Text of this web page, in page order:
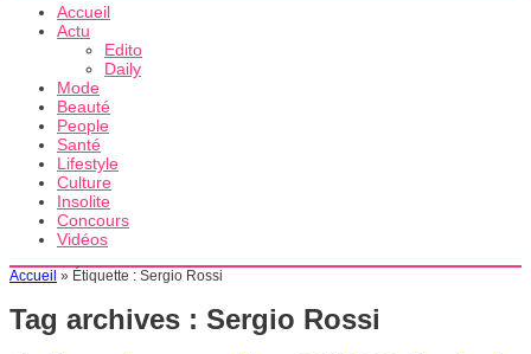
Accueil
Actu
Edito
Daily
Mode
Beauté
People
Santé
Lifestyle
Culture
Insolite
Concours
Vidéos
Accueil » Étiquette : Sergio Rossi
Tag archives : Sergio Rossi